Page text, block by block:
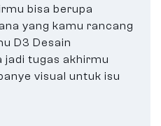
bisa berupa
yang kamu rancang
D3 Desain
jadi tugas akhirmu
visual untuk isu